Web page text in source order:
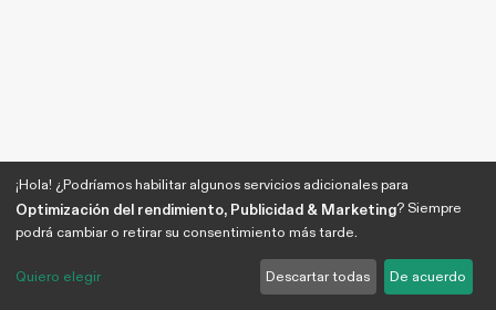
¡Hola! ¿Podríamos habilitar algunos servicios adicionales para
Optimización del rendimiento, Publicidad & Marketing? Siempre
podrá cambiar o retirar su consentimiento más tarde.
Quiero elegir Descartar todas De acuerdo